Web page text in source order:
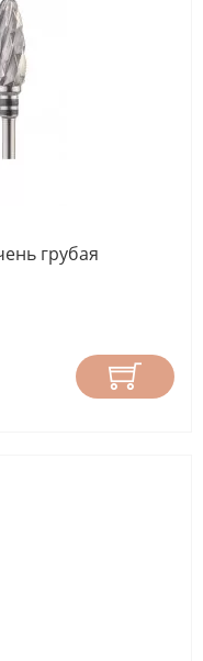
грубая